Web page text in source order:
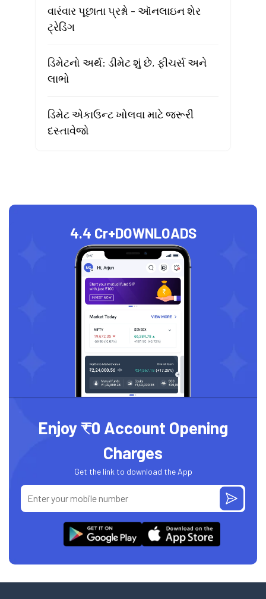
વારંવાર પૂછાતા પ્રશ્નો - ઑનલાઇન શેર
ટ્રેડિંગ
ડિમેટનો અર્થ: ડીમેટ શું છે, ફીચર્સ અને
લાભો
ડિમેટ એકાઉન્ટ ખોલવા માટે જરૂરી
દસ્તાવેજો
4.4 Cr+DOWNLOADS
Enjoy ₹0 Account Opening
Charges
Get the link to download the App